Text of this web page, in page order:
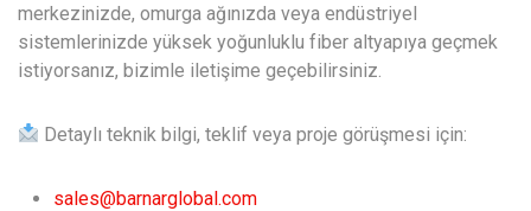
merkezinizde, omurga ağınızda veya endüstriyel
sistemlerinizde yüksek yoğunluklu fiber altyapıya geçmek
istiyorsanız, bizimle iletişime geçebilirsiniz.
Detaylı teknik bilgi, teklif veya proje görüşmesi için:
sales@barnarglobal.com